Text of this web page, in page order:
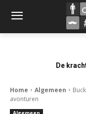
De
Home Algemeen
avonturen